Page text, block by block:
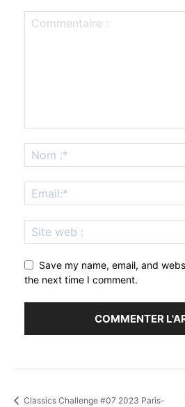
Save my name, email, and
the next time I comment.
Classics Challenge #07 2023 Paris-